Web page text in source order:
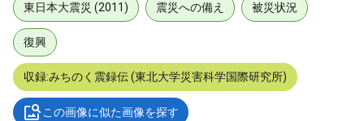
東日本大震災 (2011) 震災への備え 被災状況
復興
収録:みちのく震録伝 (東北大学災害科学国際研究所)
この画像に似た画像を探す